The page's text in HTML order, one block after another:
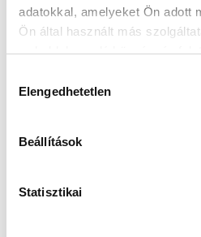
adatokkal, amelyeket Ön adott
Ön által használt más
weboldalon való böngészés
kiválasztása
Elengedhetetlen
Beállítások
Statisztikai
Így zárultak a házi
csapatainknál az őszt